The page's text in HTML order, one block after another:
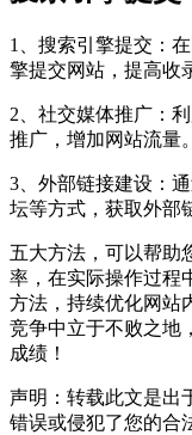
1、搜索引擎提交：
擎提交网站，提高收
2、社交媒体推广：
推广，增加网站流量。
3、外部链接建设：
坛等方式，获取外部
五大方法，可以帮助
率，在实际操作过程
方法，持续优化网站
竞争中立于不败之地
成绩！
声明：转载此文是出
错误或侵犯了您的合